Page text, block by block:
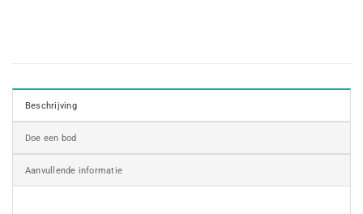
Beschrijving
Doe een bod
Aanvullende informatie